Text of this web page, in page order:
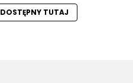
DOSTĘPNY TUTAJ